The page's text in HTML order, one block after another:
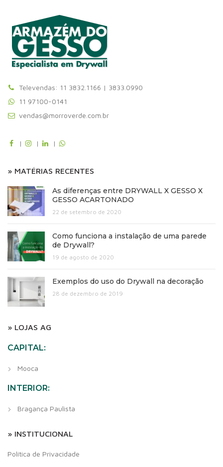
Televendas: 11 3832.1166 | 3833.0990
11 97100-0141
vendas@morroverde.com.br
| | |
» MATÉRIAS RECENTES
As diferenças entre DRYWALL X GESSO X
GESSO ACARTONADO
22 de setembro de 2020
Como funciona a instalação de uma parede
de Drywall?
19 de agosto de 2020
Exemplos do uso do Drywall na decoração
28 de dezembro de 2019
» LOJAS AG
CAPITAL:
Mooca
INTERIOR:
Bragança Paulista
» INSTITUCIONAL
Política de Privacidade